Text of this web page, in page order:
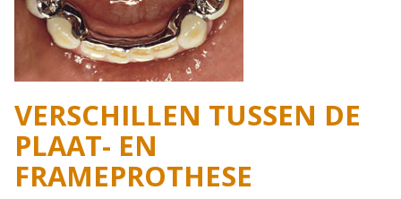
VERSCHILLEN TUSSEN DE
PLAAT- EN
FRAMEPROTHESE